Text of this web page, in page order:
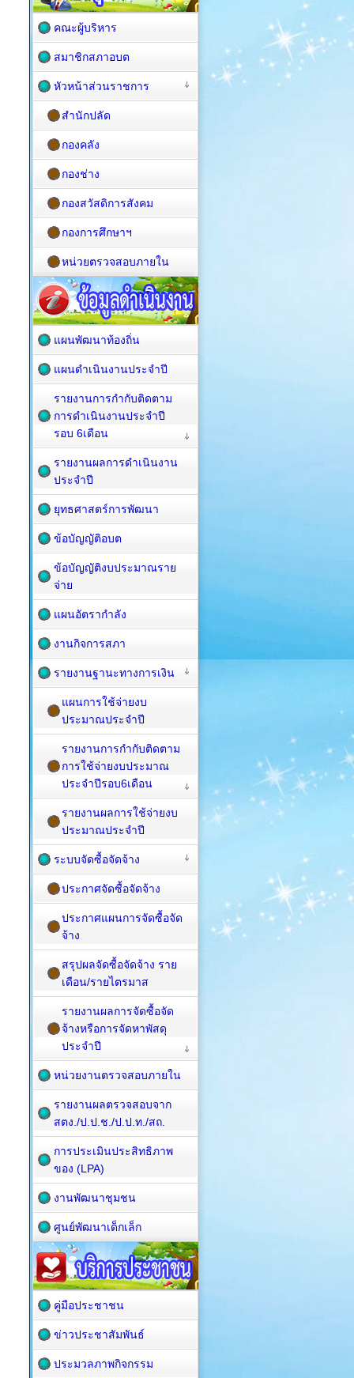
คณะผู้บริหาร
สมาชิกสภาอบต
หัวหน้าส่วนราชการ
สำนักปลัด
กองคลัง
กองช่าง
กองสวัสดิการสังคม
กองการศึกษาฯ
หน่วยตรวจสอบภายใน
แผนพัฒนาท้องถิ่น
แผนดำเนินงานประจำปี
รายงานการกำกับติดตาม
การดำเนินงานประจำปี
รอบ 6เดือน
รายงานผลการดำเนินงาน
ประจำปี
ยุทธศาสตร์การพัฒนา
ข้อบัญญัติอบต
ข้อบัญญัติงบประมาณราย
จ่าย
แผนอัตรากำลัง
งานกิจการสภา
รายงานฐานะทางการเงิน
แผนการใช้จ่ายงบ
ประมาณประจำปี
รายงานการกำกับติดตาม
การใช้จ่ายงบประมาณ
ประจำปีรอบ6เดือน
รายงานผลการใช้จ่ายงบ
ประมาณประจำปี
ระบบจัดซื้อจัดจ้าง
ประกาศจัดซื้อจัดจ้าง
ประกาศแผนการจัดซื้อจัด
จ้าง
สรุปผลจัดซื้อจัดจ้าง ราย
เดือน/รายไตรมาส
รายงานผลการจัดซื้อจัด
จ้างหรือการจัดหาพัสดุ
ประจำปี
หน่วยงานตรวจสอบภายใน
รายงานผลตรวจสอบจาก
สตง./ป.ป.ช./ป.ป.ท./สถ.
การประเมินประสิทธิภาพ
ของ (LPA)
งานพัฒนาชุมชน
ศูนย์พัฒนาเด็กเล็ก
คู่มือประชาชน
ข่าวประชาสัมพันธ์
ประมวลภาพกิจกรรม